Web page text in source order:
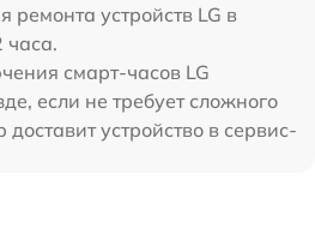
ремонта устройств LG в
часа.
смарт-часов LG
если не требует сложного
устройство в сервис-